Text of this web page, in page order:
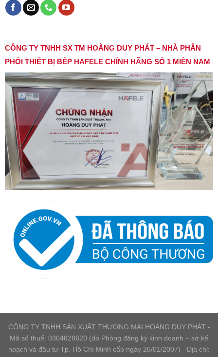
CÔNG TY TNHH SX TM HOÀNG DUY PHÁT – NHÀ PHÂN
PHỐI THIẾT BỊ BẾP HAFELE CHÍNH HÃNG SỐ 1 MIỀN NAM
CÔNG TY TNHH SẢN XUẤT THƯƠNG MẠI HOÀNG DUY PHÁT -
Mã số thuế: 0304828620 (do Phòng đăng ký kinh doanh – sở kế
hoạch và đầu tư Tp. Hồ Chí Minh cấp ngày 26/01/2007) - Địa chỉ: